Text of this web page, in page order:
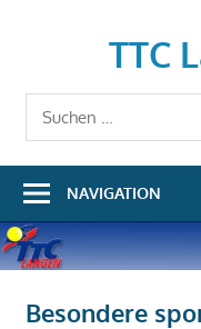
TTC
NAVIGATION
Besondere